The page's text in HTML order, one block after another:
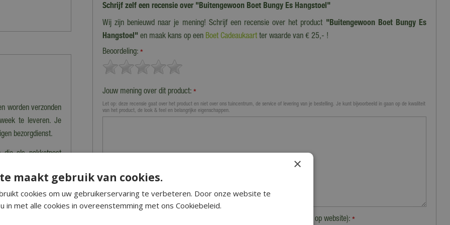
worden verzonden
te leveren. Je
bezorgdienst.
die als pakketpost
2-4 werkdagen te
bedrijf.
boven de
Schrijf zelf een recensie over "Buitengewoon Boet Bungy Es Hangstoel"
Wij zijn benieuwd naar je mening! Schrijf een recensie over het product "Buitengewoon Boet Bungy Es
Hangstoel"en maak kans op een Boet Cadeaukaartter waarde van € 25,- !
Beoordeling: *
Jouw mening over dit product: *
Let op: deze recensie gaat over het product en niet over ons tuincentrum, de service of levering van je bestelling. Je kunt bijvoorbeeld in gaan op de kwaliteit
van het product, de look & feel en belangrijke eigenschappen.
Plaats (zichtbaar op website):*
×
maakt gebruik van cookies.
cookies om uw gebruikerservaring te verbeteren. Door onze website te
in met alle cookies in overeenstemming met ons Cookiebeleid.